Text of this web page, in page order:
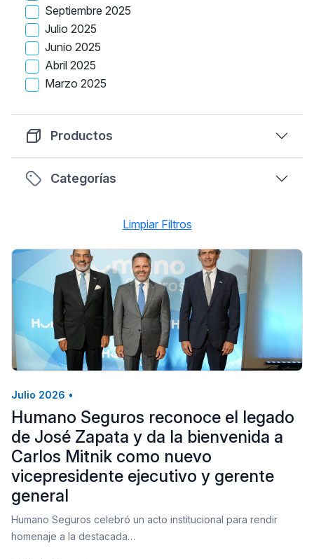
Septiembre 2025
Julio 2025
Junio 2025
Abril 2025
Marzo 2025
Productos
Categorías
Limpiar Filtros
Julio 2026 •
Humano Seguros reconoce el legado
de José Zapata y da la bienvenida a
Carlos Mitnik como nuevo
vicepresidente ejecutivo y gerente
general
Humano Seguros celebró un acto institucional para rendir
homenaje a la destacada…